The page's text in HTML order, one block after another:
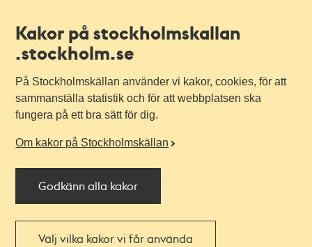
Kakor på stockholmskallan
.stockholm.se
På Stockholmskällan använder vi kakor, cookies, för att
sammanställa statistik och för att webbplatsen ska
fungera på ett bra sätt för dig.
Om kakor på Stockholmskällan
Godkänn alla kakor
Välj vilka kakor vi får använda